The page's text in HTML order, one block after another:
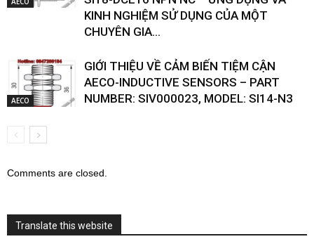
KINH NGHIỆM SỬ DỤNG CỦA MỘT
CHUYÊN GIA...
AECO
GIỚI THIỆU VỀ CẢM BIẾN TIỆM CẬN
AECO-INDUCTIVE SENSORS – PART
NUMBER: SIV000023, MODEL: SI14-N3
Comments are closed.
Translate this website